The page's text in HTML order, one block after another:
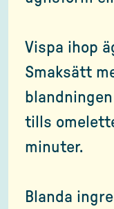
Vispa ihop
Smaksätt
tills
minuter.
Blanda